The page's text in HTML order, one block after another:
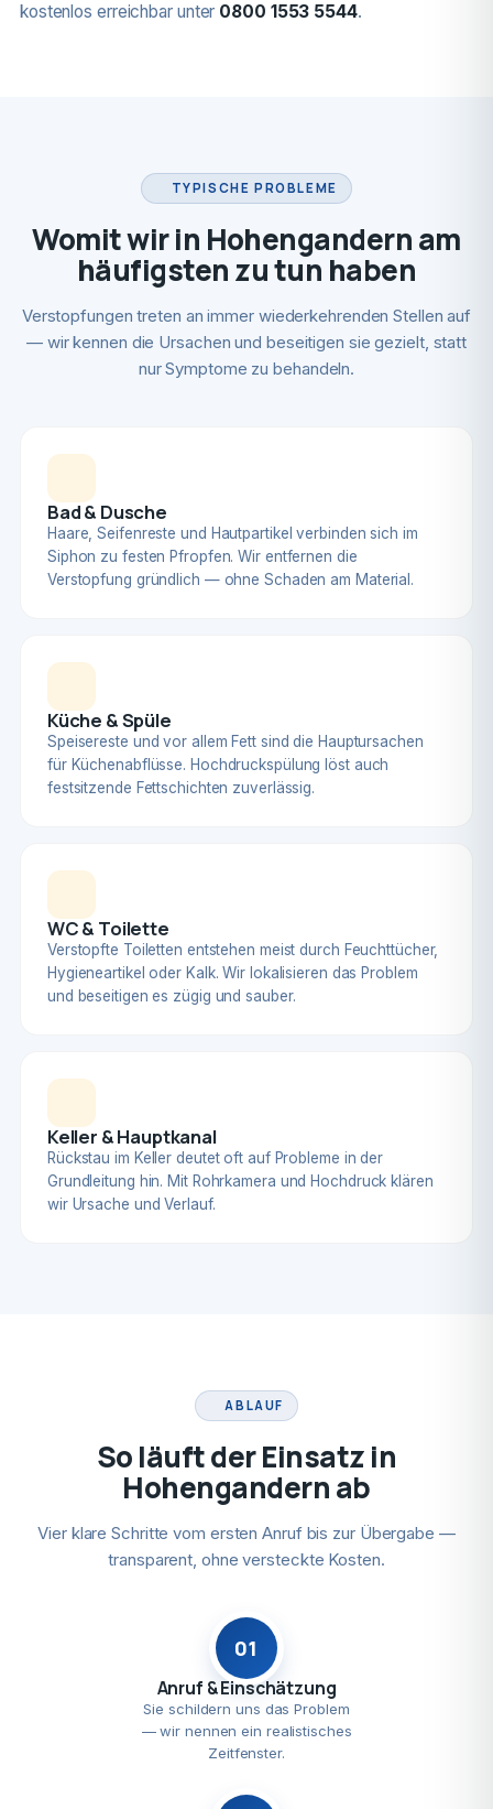
kostenlos erreichbar unter 0800 1553 5544.
TYPISCHE PROBLEME
Womit wir in Hohengandern am
häufigsten zu tun haben
Verstopfungen treten an immer wiederkehrenden Stellen auf
— wir kennen die Ursachen und beseitigen sie gezielt, statt
nur Symptome zu behandeln.
Bad & Dusche
Haare, Seifenreste und Hautpartikel verbinden sich im
Siphon zu festen Pfropfen. Wir entfernen die
Verstopfung gründlich — ohne Schaden am Material.
Küche & Spüle
Speisereste und vor allem Fett sind die Hauptursachen
für Küchenabflüsse. Hochdruckspülung löst auch
festsitzende Fettschichten zuverlässig.
WC & Toilette
Verstopfte Toiletten entstehen meist durch Feuchttücher,
Hygieneartikel oder Kalk. Wir lokalisieren das Problem
und beseitigen es zügig und sauber.
Keller & Hauptkanal
Rückstau im Keller deutet oft auf Probleme in der
Grundleitung hin. Mit Rohrkamera und Hochdruck klären
wir Ursache und Verlauf.
ABLAUF
So läuft der Einsatz in
Hohengandern ab
Vier klare Schritte vom ersten Anruf bis zur Übergabe —
transparent, ohne versteckte Kosten.
01
Anruf & Einschätzung
Sie schildern uns das Problem
— wir nennen ein realistisches
Zeitfenster.